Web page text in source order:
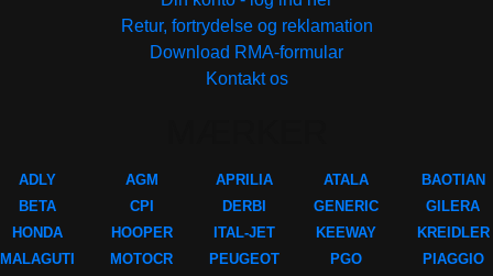
Retur, fortrydelse og reklamation
Download RMA-formular
Kontakt os
ADLY
BETA
HONDA
MALAGUTI
AGM
CPI
HOOPER
MOTOCR
APRILIA
DERBI
ITAL-JET
PEUGEOT
ATALA
GENERIC
KEEWAY
PGO
BAOTIAN
GILERA
KREIDLER
PIAGGIO